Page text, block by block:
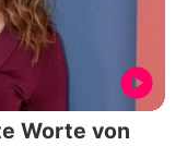
Worte von